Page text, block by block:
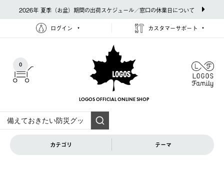
2026年 夏季（お盆）期間の出荷スケジュール／窓口の休業日について
ログイン カスタマーサポート
0
LOGOS OFFICIAL ONLINE SHOP
カテゴリ テーマ